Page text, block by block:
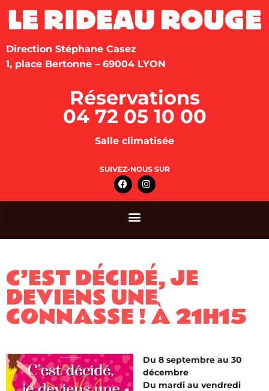
Direction Stéphane Casez
1, place Bertonne – 69004 LYON
Réservations
04 72 05 10 00
Salle climatisée
SUIVEZ-NOUS SUR
C’EST DÉCIDÉ, JE
DEVIENS UNE
CONNASSE ! À 21H15
Du 8 septembre au 30
décembre
Du mardi au vendredi